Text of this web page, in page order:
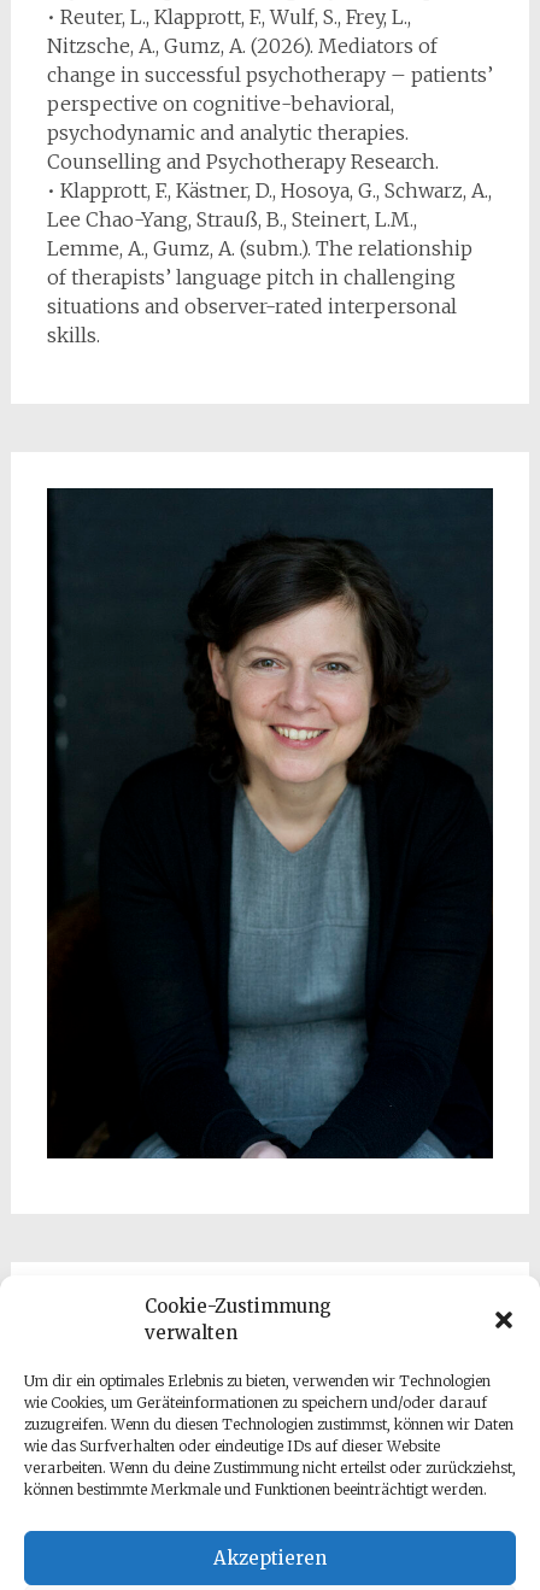
Cookie-Zustimmung
verwalten
Um dir ein optimales Erlebnis zu bieten, verwenden wir Technologien
wie Cookies, um Geräteinformationen zu speichern und/oder darauf
zuzugreifen. Wenn du diesen Technologien zustimmst, können wir Daten
wie das Surfverhalten oder eindeutige IDs auf dieser Website
verarbeiten. Wenn du deine Zustimmung nicht erteilst oder zurückziehst,
können bestimmte Merkmale und Funktionen beeinträchtigt werden.
Akzeptieren
• Reuter, L., Klapprott, F., Wulf, S., Frey, L.,
Nitzsche, A., Gumz, A. (2026). Mediators of
change in successful psychotherapy – patients’
perspective on cognitive-behavioral,
psychodynamic and analytic therapies.
Counselling and Psychotherapy Research.
• Klapprott, F., Kästner, D., Hosoya, G., Schwarz, A.,
Lee Chao-Yang, Strauß, B., Steinert, L.M.,
Lemme, A., Gumz, A. (subm.). The relationship
of therapists’ language pitch in challenging
situations and observer-rated interpersonal
skills.
Kontakt
Datenschutz
Impressum